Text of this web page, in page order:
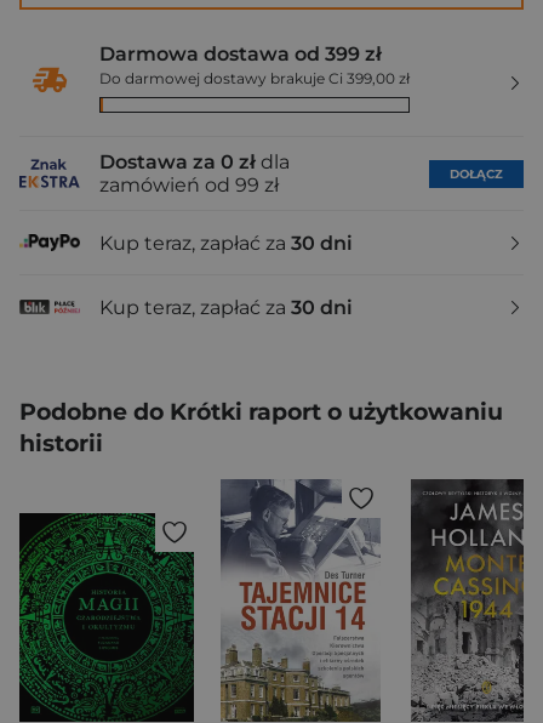
Darmowa dostawa od 399 zł
Do darmowej dostawy brakuje Ci 399,00 zł
Dostawa za 0 zł dla
zamówień od 99 zł
DOŁĄCZ
Kup teraz, zapłać za 30 dni
Kup teraz, zapłać za 30 dni
Podobne do Krótki raport o użytkowaniu
historii